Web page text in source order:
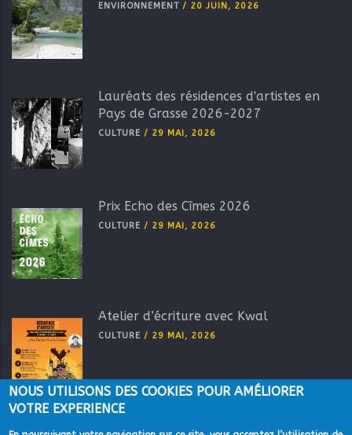
ENVIRONNEMENT / 20 JUIN, 2026
Lauréats des résidences d'artistes en
Pays de Grasse 2026-2027
CULTURE / 29 MAI, 2026
Prix Echo des Cîmes 2026
CULTURE / 29 MAI, 2026
Atelier d’écriture avec Kwal
CULTURE / 29 MAI, 2026
NOUS UTILISONS DES COOKIES POUR AMÉLIORER
VOTRE EXPERIENCE